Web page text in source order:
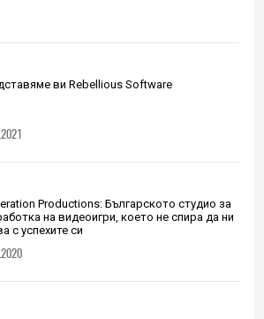
като екип
ви Rebellious Software
Productions: Българското студио за
на видеоигри, което не спира да ни
с успехите си